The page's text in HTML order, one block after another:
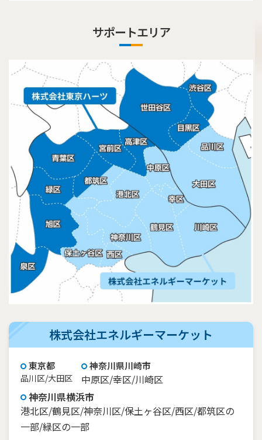
サポートエリア
株式会社エネルギーマーケット
東京都
品川区/大田区
神奈川県川崎市
中原区/幸区/川崎区
神奈川県横浜市
港北区/鶴見区/神奈川区/保土ヶ谷区/西区/都筑区の
一部/緑区の一部